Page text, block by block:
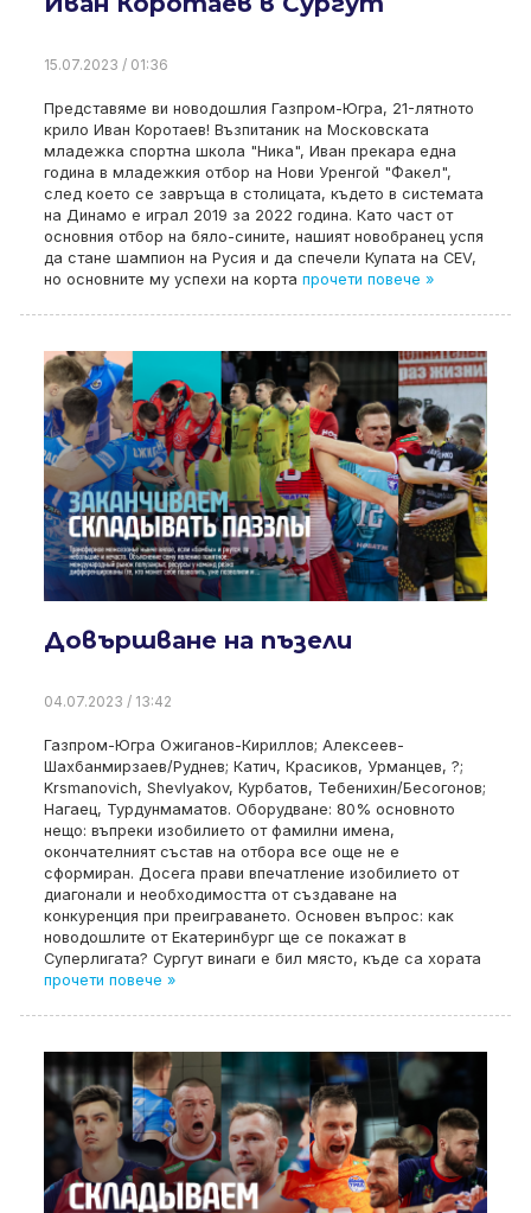
15.07.2023 / 01:36
Представяме ви новодошлия Газпром-Югра, 21-лятното
крило Иван Коротаев! Възпитаник на Московската
младежка спортна школа "Ника", Иван прекара една
година в младежкия отбор на Нови Уренгой "Факел",
след което се завръща в столицата, където в системата
на Динамо е играл 2019 за 2022 година. Като част от
основния отбор на бяло-сините, нашият новобранец успя
да стане шампион на Русия и да спечели Купата на CEV,
но основните му успехи на корта прочети повече »
Довършване на пъзели
04.07.2023 / 13:42
Газпром-Югра Ожиганов-Кириллов; Алексеев-
Шахбанмирзаев/Руднев; Катич, Красиков, Урманцев, ?;
Krsmanovich, Shevlyakov, Курбатов, Тебенихин/Бесогонов;
Нагаец, Турдунмаматов. Оборудване: 80% основното
нещо: въпреки изобилието от фамилни имена,
окончателният състав на отбора все още не е
сформиран. Досега прави впечатление изобилието от
диагонали и необходимостта от създаване на
конкуренция при преиграването. Основен въпрос: как
новодошлите от Екатеринбург ще се покажат в
Суперлигата? Сургут винаги е бил място, къде са хората
прочети повече »